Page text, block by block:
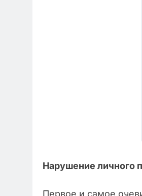
Нарушение личного
Первое и самое